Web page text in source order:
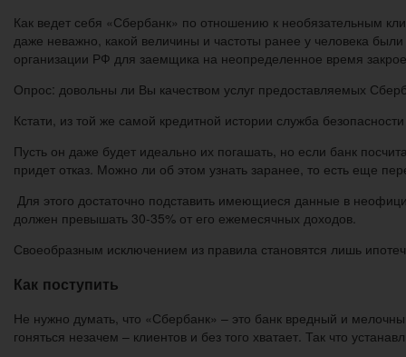
Как ведет себя «Сбербанк» по отношению к необязательным
даже неважно, какой величины и частоты ранее у человека
организации РФ для заемщика на неопределенное время
Опрос: довольны ли Вы качеством услуг предоставляемых
Кстати, из той же самой кредитной истории служба
Пусть он даже будет идеально их погашать, но если банк
придет отказ. Можно ли об этом узнать заранее, то есть еще
Для этого достаточно подставить имеющиеся данные в
должен превышать 30-35% от его ежемесячных доходов.
Своеобразным исключением из правила становятся лишь
Как поступить
Не нужно думать, что «Сбербанк» – это банк вредный и
гоняться незачем – клиентов и без того хватает. Так что